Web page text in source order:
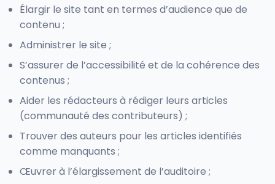
Élargir le site tant en termes d’audience que de
contenu ;
Administrer le site ;
S’assurer de l’accessibilité et de la cohérence des
contenus ;
Aider les rédacteurs à rédiger leurs articles
(communauté des contributeurs) ;
Trouver des auteurs pour les articles identifiés
comme manquants ;
Œuvrer à l’élargissement de l’auditoire ;